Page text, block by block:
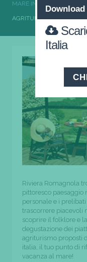
MARE IN ITALIA
AGRITURISMO RIVIERA
Riviera Romagnola
pittoresco paesaggio
personale e i
trascorrere piacevoli
scoprire il folklore e
degustazione dei
agriturismo proposti
italia, il tuo punto di
vacanza al mare!
Download
Italia